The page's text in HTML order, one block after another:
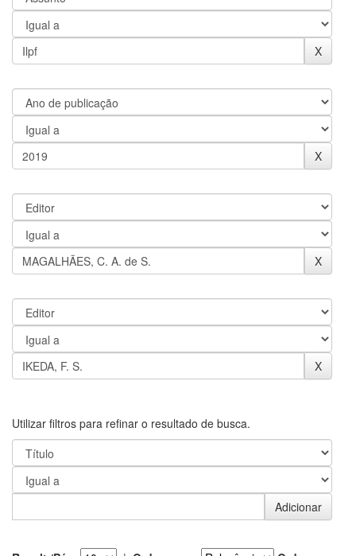
Utilizar filtros para refinar o resultado de busca.